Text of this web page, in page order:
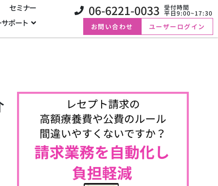
セミナー
ポート
06-6221-0033 受付時間
平日9:00~17:30
お問い合わせ ユーザーログイン